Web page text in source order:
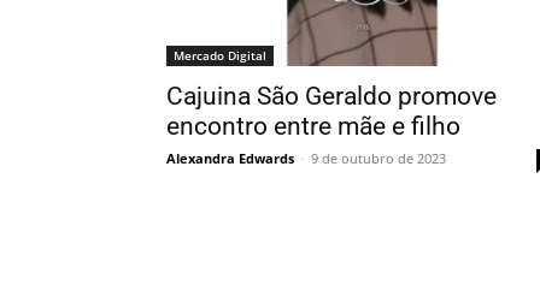
Mercado Digital
Cajuina São Geraldo promove
encontro entre mãe e filho
Alexandra Edwards - 9 de outubro de 2023